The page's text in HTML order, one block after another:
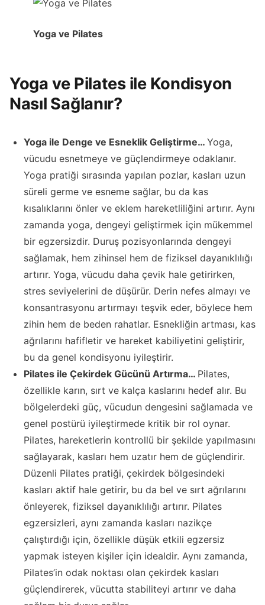
Yoga ve Pilates
Yoga ve Pilates ile Kondisyon
Nasıl Sağlanır?
Yoga ile Denge ve Esneklik Geliştirme… Yoga,
vücudu esnetmeye ve güçlendirmeye odaklanır.
Yoga pratiği sırasında yapılan pozlar, kasları uzun
süreli germe ve esneme sağlar, bu da kas
kısalıklarını önler ve eklem hareketliliğini artırır. Aynı
zamanda yoga, dengeyi geliştirmek için mükemmel
bir egzersizdir. Duruş pozisyonlarında dengeyi
sağlamak, hem zihinsel hem de fiziksel dayanıklılığı
artırır. Yoga, vücudu daha çevik hale getirirken,
stres seviyelerini de düşürür. Derin nefes almayı ve
konsantrasyonu artırmayı teşvik eder, böylece hem
zihin hem de beden rahatlar. Esnekliğin artması, kas
ağrılarını hafifletir ve hareket kabiliyetini geliştirir,
bu da genel kondisyonu iyileştirir.
Pilates ile Çekirdek Gücünü Artırma… Pilates,
özellikle karın, sırt ve kalça kaslarını hedef alır. Bu
bölgelerdeki güç, vücudun dengesini sağlamada ve
genel postürü iyileştirmede kritik bir rol oynar.
Pilates, hareketlerin kontrollü bir şekilde yapılmasını
sağlayarak, kasları hem uzatır hem de güçlendirir.
Düzenli Pilates pratiği, çekirdek bölgesindeki
kasları aktif hale getirir, bu da bel ve sırt ağrılarını
önleyerek, fiziksel dayanıklılığı artırır. Pilates
egzersizleri, aynı zamanda kasları nazikçe
çalıştırdığı için, özellikle düşük etkili egzersiz
yapmak isteyen kişiler için idealdir. Aynı zamanda,
Pilates’in odak noktası olan çekirdek kasları
güçlendirerek, vücutta stabiliteyi artırır ve daha